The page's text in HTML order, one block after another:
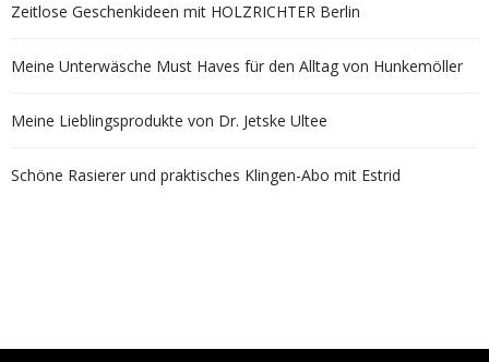
Zeitlose Geschenkideen mit HOLZRICHTER Berlin
Meine Unterwäsche Must Haves für den Alltag von Hunkemöller
Meine Lieblingsprodukte von Dr. Jetske Ultee
Schöne Rasierer und praktisches Klingen-Abo mit Estrid